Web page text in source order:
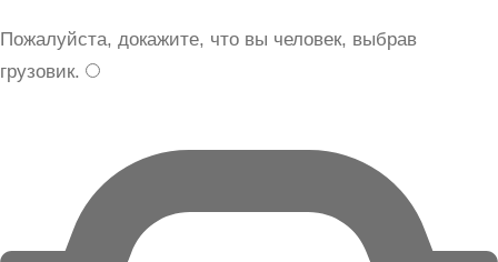
Пожалуйста, докажите, что вы человек, выбрав
грузовик.